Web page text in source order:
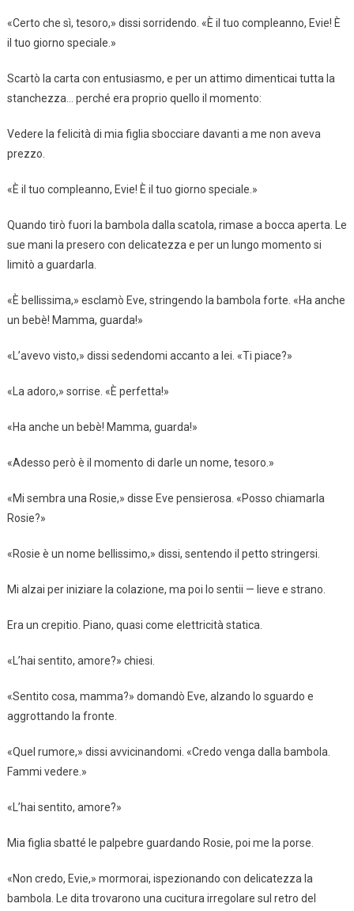
«Certo che sì, tesoro,» dissi sorridendo. «È il tuo compleanno, Evie! È
il tuo giorno speciale.»
Scartò la carta con entusiasmo, e per un attimo dimenticai tutta la
stanchezza… perché era proprio quello il momento:
Vedere la felicità di mia figlia sbocciare davanti a me non aveva
prezzo.
«È il tuo compleanno, Evie! È il tuo giorno speciale.»
Quando tirò fuori la bambola dalla scatola, rimase a bocca aperta. Le
sue mani la presero con delicatezza e per un lungo momento si
limitò a guardarla.
«È bellissima,» esclamò Eve, stringendo la bambola forte. «Ha anche
un bebè! Mamma, guarda!»
«L’avevo visto,» dissi sedendomi accanto a lei. «Ti piace?»
«La adoro,» sorrise. «È perfetta!»
«Ha anche un bebè! Mamma, guarda!»
«Adesso però è il momento di darle un nome, tesoro.»
«Mi sembra una Rosie,» disse Eve pensierosa. «Posso chiamarla
Rosie?»
«Rosie è un nome bellissimo,» dissi, sentendo il petto stringersi.
Mi alzai per iniziare la colazione, ma poi lo sentii — lieve e strano.
Era un crepitio. Piano, quasi come elettricità statica.
«L’hai sentito, amore?» chiesi.
«Sentito cosa, mamma?» domandò Eve, alzando lo sguardo e
aggrottando la fronte.
«Quel rumore,» dissi avvicinandomi. «Credo venga dalla bambola.
Fammi vedere.»
«L’hai sentito, amore?»
Mia figlia sbatté le palpebre guardando Rosie, poi me la porse.
«Non credo, Evie,» mormorai, ispezionando con delicatezza la
bambola. Le dita trovarono una cucitura irregolare sul retro del